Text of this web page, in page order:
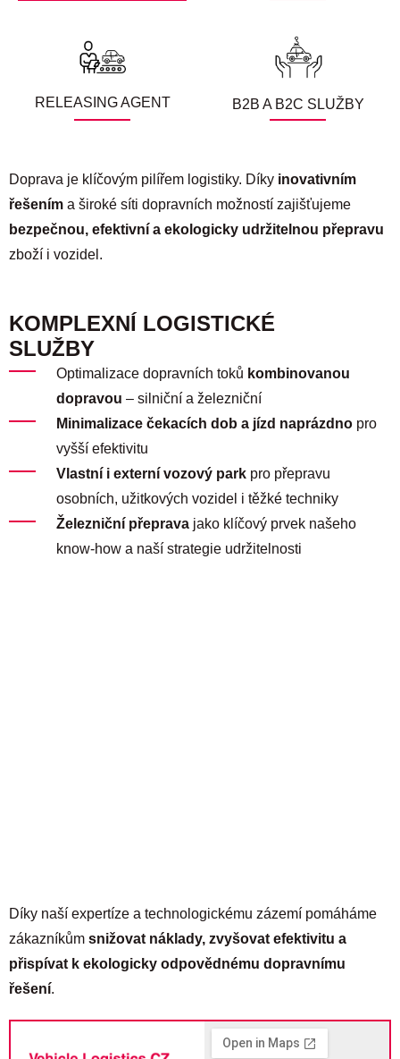
RELEASING AGENT B2B A B2C SLUŽBY
Doprava je klíčovým pilířem logistiky. Díky inovativním
řešením a široké síti dopravních možností zajišťujeme
bezpečnou, efektivní a ekologicky udržitelnou přepravu
zboží i vozidel.
KOMPLEXNÍ LOGISTICKÉ
SLUŽBY
Optimalizace dopravních toků kombinovanou
dopravou – silniční a železniční
Minimalizace čekacích dob a jízd naprázdnopro
vyšší efektivitu
Vlastní i externí vozový parkpro přepravu
osobních, užitkových vozidel i těžké techniky
Železniční přepravajako klíčový prvek našeho
know-how a naší strategie udržitelnosti
Díky naší expertíze a technologickému zázemí pomáháme
zákazníkům snižovat náklady, zvyšovat efektivitu a
přispívat k ekologicky odpovědnému dopravnímu
řešení.